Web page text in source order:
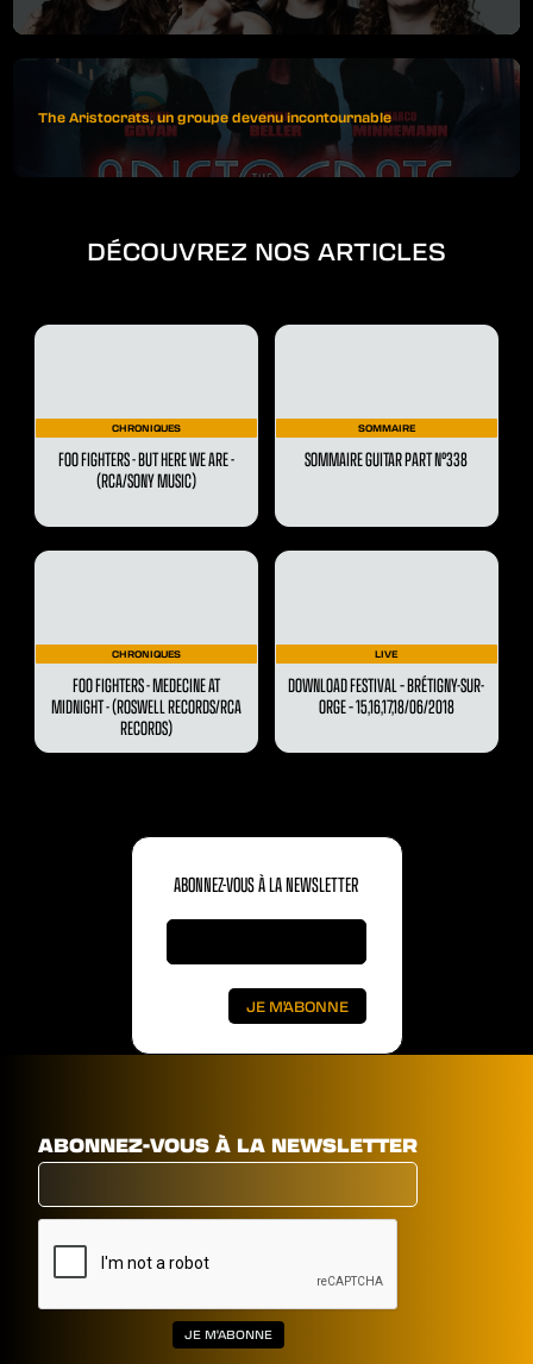
The Aristocrats, un groupe devenu incontournable
DÉCOUVREZ NOS ARTICLES
CHRONIQUES
FOO FIGHTERS - BUT HERE WE ARE -
(RCA/SONY MUSIC)
SOMMAIRE
SOMMAIRE GUITAR PART N°338
CHRONIQUES
FOO FIGHTERS - MEDECINE AT
MIDNIGHT - (ROSWELL RECORDS/RCA
RECORDS)
LIVE
DOWNLOAD FESTIVAL – BRÉTIGNY-SUR-
ORGE – 15,16,17,18/06/2018
ABONNEZ-VOUS À LA NEWSLETTER
ABONNEZ-VOUS À LA NEWSLETTER